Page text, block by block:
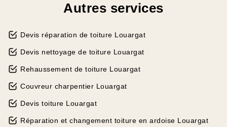
Autres services
Devis réparation de toiture Louargat
Devis nettoyage de toiture Louargat
Rehaussement de toiture Louargat
Couvreur charpentier Louargat
Devis toiture Louargat
Réparation et changement toiture en ardoise Louargat